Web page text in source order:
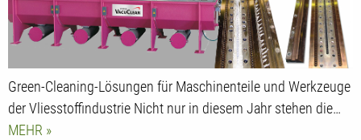
Green-Cleaning-Lösungen für Maschinenteile und Werkzeuge
der Vliesstoffindustrie Nicht nur in diesem Jahr stehen die…
MEHR